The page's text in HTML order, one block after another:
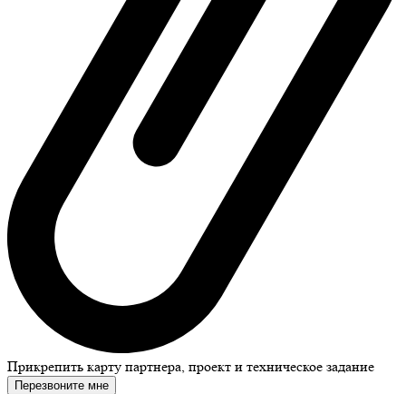
Прикрепить карту партнера, проект и техническое задание
Перезвоните мне